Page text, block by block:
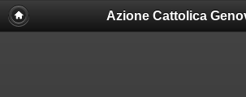
Azione Cattolica